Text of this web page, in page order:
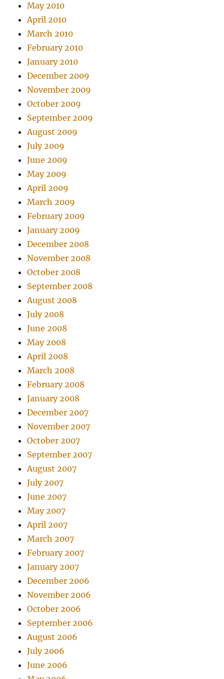
May 2010
April 2010
March 2010
February 2010
January 2010
December 2009
November 2009
October 2009
September 2009
August 2009
July 2009
June 2009
May 2009
April 2009
March 2009
February 2009
January 2009
December 2008
November 2008
October 2008
September 2008
August 2008
July 2008
June 2008
May 2008
April 2008
March 2008
February 2008
January 2008
December 2007
November 2007
October 2007
September 2007
August 2007
July 2007
June 2007
May 2007
April 2007
March 2007
February 2007
January 2007
December 2006
November 2006
October 2006
September 2006
August 2006
July 2006
June 2006